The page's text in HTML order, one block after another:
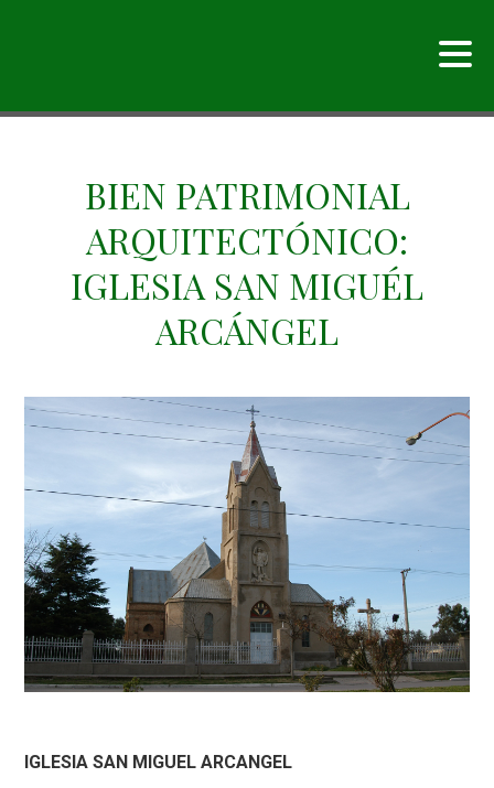
BIEN PATRIMONIAL
ARQUITECTÓNICO:
IGLESIA SAN MIGUÉL
ARCÁNGEL
IGLESIA SAN MIGUEL ARCANGEL